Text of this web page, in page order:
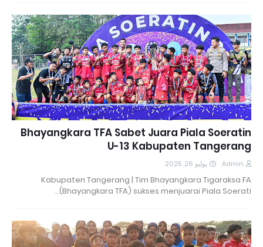
Bhayangkara TFA Sabet Juara Piala Soeratin
U-13 Kabupaten Tangerang
Admin يوليو 26, 2025
Kabupaten Tangerang | Tim Bhayangkara Tigaraksa FA
(Bhayangkara TFA) sukses menjuarai Piala Soerati…